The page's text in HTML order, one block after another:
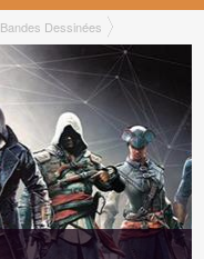
Bandes Dessinées